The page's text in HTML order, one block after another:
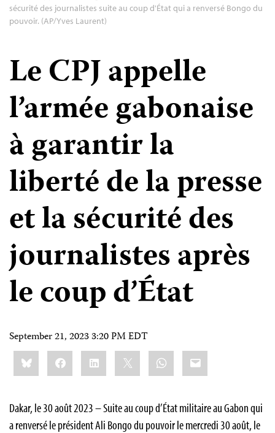
sécurité des journalistes suite au coup d'État qui a renversé Bongo du
pouvoir. (AP/Yves Laurent)
Le CPJ appelle
l’armée gabonaise
à garantir la
liberté de la presse
et la sécurité des
journalistes après
le coup d’État
September 21, 2023 3:20 PM EDT
Share
this:BlueskyFacebookLinkedIn WhatsApp
Email
Dakar, le 30 août 2023 – Suite au coup d’État militaire au Gabon qui
a renversé le président Ali Bongo du pouvoir le mercredi 30 août, le